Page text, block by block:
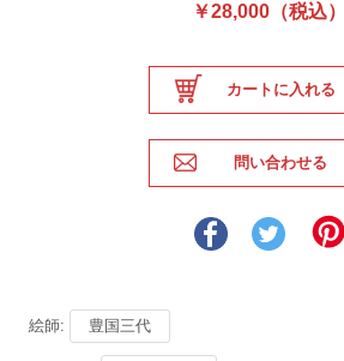
￥28,000（税込）
絵師: 豊国三代